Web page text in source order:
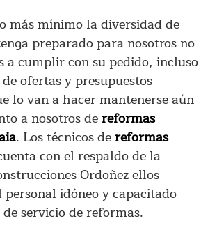
más mínimo la diversidad de
preparado para nosotros no
a cumplir con su pedido, incluso
ofertas y presupuestos
lo van a hacer mantenerse aún
a nosotros dereformas
. Los técnicos dereformas
con el respaldo de la
Ordoñez ellos
idóneo y capacitado
servicio de reformas.